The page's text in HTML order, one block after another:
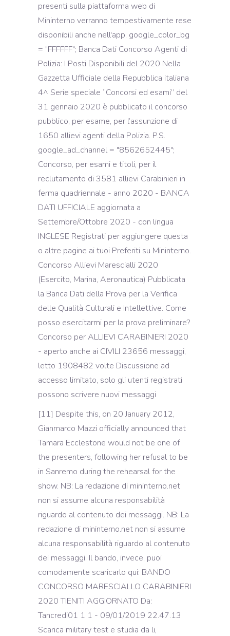
presenti sulla piattaforma web di
Mininterno verranno tempestivamente rese
disponibili anche nell'app. google_color_bg
= "FFFFFF"; Banca Dati Concorso Agenti di
Polizia: I Posti Disponibili del 2020 Nella
Gazzetta Ufficiale della Repubblica italiana
4^ Serie speciale “Concorsi ed esami” del
31 gennaio 2020 è pubblicato il concorso
pubblico, per esame, per l’assunzione di
1650 allievi agenti della Polizia. P.S.
google_ad_channel = "8562652445";
Concorso, per esami e titoli, per il
reclutamento di 3581 allievi Carabinieri in
ferma quadriennale - anno 2020 - BANCA
DATI UFFICIALE aggiornata a
Settembre/Ottobre 2020 - con lingua
INGLESE Registrati per aggiungere questa
o altre pagine ai tuoi Preferiti su Mininterno.
Concorso Allievi Marescialli 2020
(Esercito, Marina, Aeronautica) Pubblicata
la Banca Dati della Prova per la Verifica
delle Qualità Culturali e Intellettive. Come
posso esercitarmi per la prova preliminare?
Concorso per ALLIEVI CARABINIERI 2020
- aperto anche ai CIVILI 23656 messaggi,
letto 1908482 volte Discussione ad
accesso limitato, solo gli utenti registrati
possono scrivere nuovi messaggi
[11] Despite this, on 20 January 2012,
Gianmarco Mazzi officially announced that
Tamara Ecclestone would not be one of
the presenters, following her refusal to be
in Sanremo during the rehearsal for the
show. NB: La redazione di mininterno.net
non si assume alcuna responsabilità
riguardo al contenuto dei messaggi. NB: La
redazione di mininterno.net non si assume
alcuna responsabilità riguardo al contenuto
dei messaggi. Il bando, invece, puoi
comodamente scaricarlo qui: BANDO
CONCORSO MARESCIALLO CARABINIERI
2020 TIENITI AGGIORNATO Da:
Tancredi01 1 1 - 09/01/2019 22.47.13
Scarica military test e studia da li,